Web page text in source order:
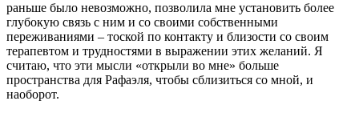
раньше было невозможно, позволила мне установить более
глубокую связь с ним и со своими собственными
переживаниями – тоской по контакту и близости со своим
терапевтом и трудностями в выражении этих желаний. Я
считаю, что эти мысли «открыли во мне» больше
пространства для Рафаэля, чтобы сблизиться со мной, и
наоборот.